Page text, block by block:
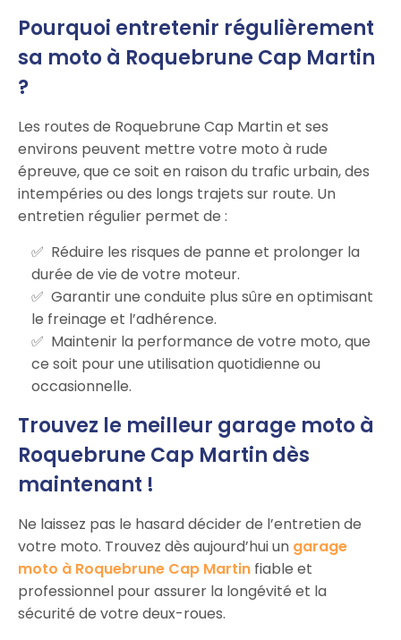
Pourquoi entretenir régulièrement
sa moto à Roquebrune Cap Martin
?
Les routes de Roquebrune Cap Martin et ses
environs peuvent mettre votre moto à rude
épreuve, que ce soit en raison du trafic urbain, des
intempéries ou des longs trajets sur route. Un
entretien régulier permet de :
Réduire les risques de panne et prolonger la
durée de vie de votre moteur.
Garantir une conduite plus sûre en optimisant
le freinage et l’adhérence.
Maintenir la performance de votre moto, que
ce soit pour une utilisation quotidienne ou
occasionnelle.
Trouvez le meilleur garage moto à
Roquebrune Cap Martin dès
maintenant !
Ne laissez pas le hasard décider de l’entretien de
votre moto. Trouvez dès aujourd’hui un garage
moto à Roquebrune Cap Martin fiable et
professionnel pour assurer la longévité et la
sécurité de votre deux-roues.